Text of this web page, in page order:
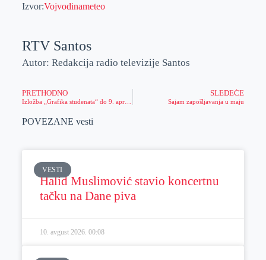
Izvor:Vojvodinameteo
RTV Santos
Autor: Redakcija radio televizije Santos
PRETHODNO
Izložba „Grafika studenata“ do 9. aprila u Kulturnom centru Zrenjanina
SLEDEĆE
Sajam zapošljavanja u maju
POVEZANE vesti
VESTI
Halid Muslimović stavio koncertnu
tačku na Dane piva
10. avgust 2026. 00:08